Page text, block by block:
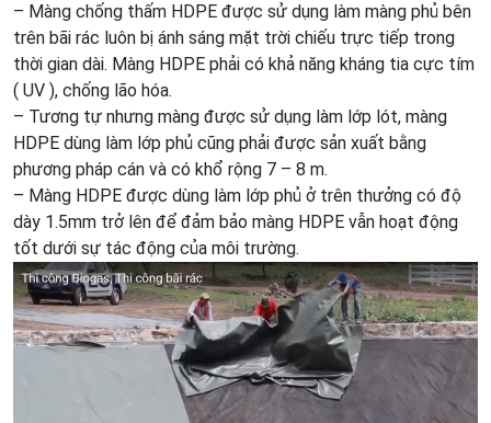
– Màng chống thấm HDPE được sử dụng làm màng phủ bên
trên bãi rác luôn bị ánh sáng mặt trời chiếu trực tiếp trong
thời gian dài. Màng HDPE phải có khả năng kháng tia cực tím
( UV ), chống lão hóa.
– Tương tự nhưng màng được sử dụng làm lớp lót, màng
HDPE dùng làm lớp phủ cũng phải được sản xuất bằng
phương pháp cán và có khổ rộng 7 – 8 m.
– Màng HDPE được dùng làm lớp phủ ở trên thưởng có độ
dày 1.5mm trở lên để đảm bảo màng HDPE vẫn hoạt động
tốt dưới sự tác động của môi trường.